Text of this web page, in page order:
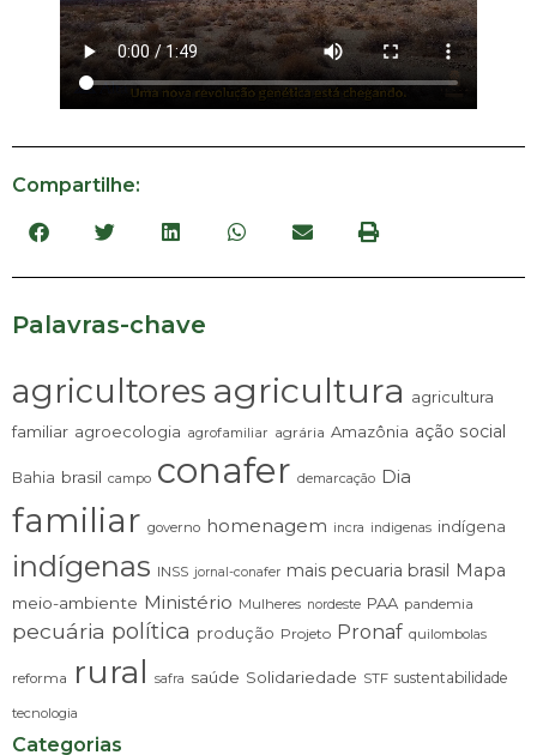
Compartilhe:
Palavras-chave
agricultores agricultura agricultura
familiar agroecologia agrofamiliar agrária Amazônia ação social
Bahia brasil campo conafer demarcação Dia
familiar governo homenagem incra indigenas indígena
indígenas INSS jornal-conafer mais pecuaria brasil Mapa
meio-ambiente Ministério Mulheres nordeste PAA pandemia
pecuária política produção Projeto Pronaf quilombolas
reforma rural safra saúde Solidariedade STF sustentabilidade
tecnologia
Categorias